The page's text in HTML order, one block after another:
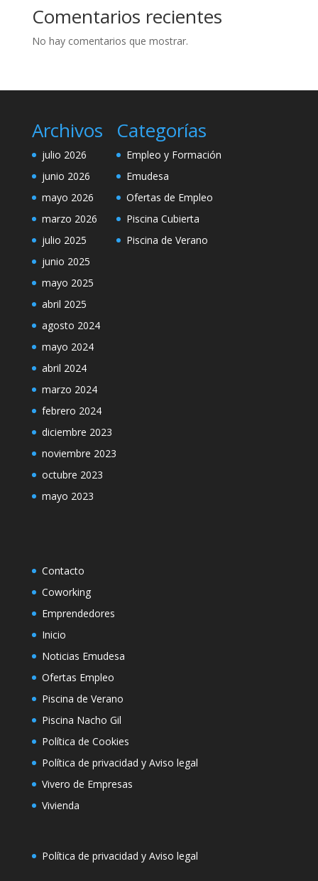
Comentarios recientes
No hay comentarios que mostrar.
Archivos
julio 2026
junio 2026
mayo 2026
marzo 2026
julio 2025
junio 2025
mayo 2025
abril 2025
agosto 2024
mayo 2024
abril 2024
marzo 2024
febrero 2024
diciembre 2023
noviembre 2023
octubre 2023
mayo 2023
Categorías
Empleo y Formación
Emudesa
Ofertas de Empleo
Piscina Cubierta
Piscina de Verano
Contacto
Coworking
Emprendedores
Inicio
Noticias Emudesa
Ofertas Empleo
Piscina de Verano
Piscina Nacho Gil
Política de Cookies
Política de privacidad y Aviso legal
Vivero de Empresas
Vivienda
Política de privacidad y Aviso legal